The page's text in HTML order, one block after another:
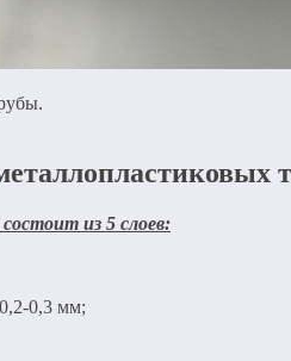
из 5 слоев:
0,3 мм;